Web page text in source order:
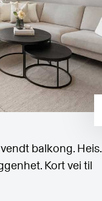
balkong. Heis.
Kort vei til